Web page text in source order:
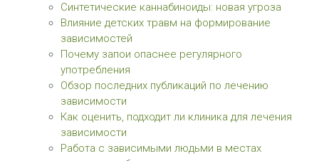
Синтетические каннабиноиды: новая угроза
Влияние детских травм на формирование
зависимостей
Почему запои опаснее регулярного
употребления
Обзор последних публикаций по лечению
зависимости
Как оценить, подходит ли клиника для лечения
зависимости
Работа с зависимыми людьми в местах